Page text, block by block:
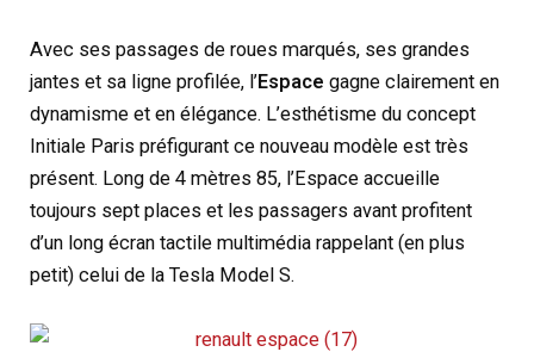
Avec ses passages de roues marqués, ses grandes
jantes et sa ligne profilée, l’Espace gagne clairement en
dynamisme et en élégance. L’esthétisme du concept
Initiale Paris préfigurant ce nouveau modèle est très
présent. Long de 4 mètres 85, l’Espace accueille
toujours sept places et les passagers avant profitent
d’un long écran tactile multimédia rappelant (en plus
petit) celui de la Tesla Model S.